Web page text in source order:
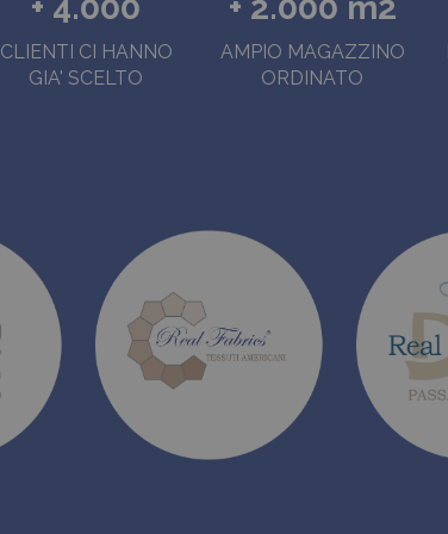
+ 4.000
CLIENTI CI HANNO
GIA' SCELTO
+ 2.000 m2
AMPIO MAGAZZINO
ORDINATO